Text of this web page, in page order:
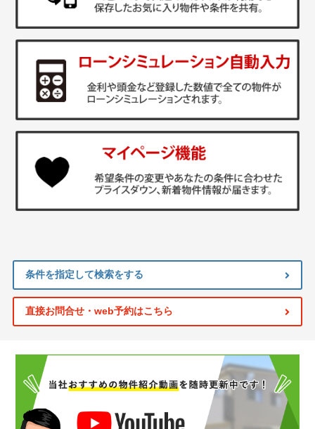
条件を指定して検索をする
直接お問合せ・web予約はこちら